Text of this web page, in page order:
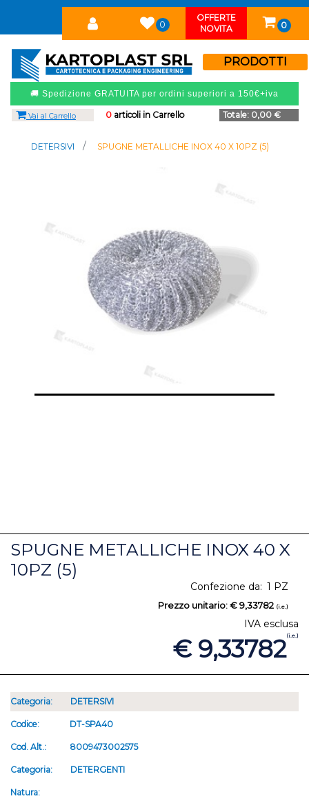
0
OFFERTE
NOVITA
0
PRODOTTI
🚚 Spedizione GRATUITA per ordini superiori a 150€+iva
0articoli in Carrello Totale: 0,00 €
Vai al Carrello
DETERSIVI SPUGNE METALLICHE INOX 40 X 10PZ (5)
SPUGNE METALLICHE INOX 40 X
10PZ (5)
Confezione da: 1 PZ
Prezzo unitario:€ 9,33782 (i.e.)
IVA esclusa
€ 9,33782(i.e.)
Categoria: DETERSIVI
Codice: DT-SPA40
Cod. Alt.: 8009473002575
Categoria: DETERGENTI
Natura: